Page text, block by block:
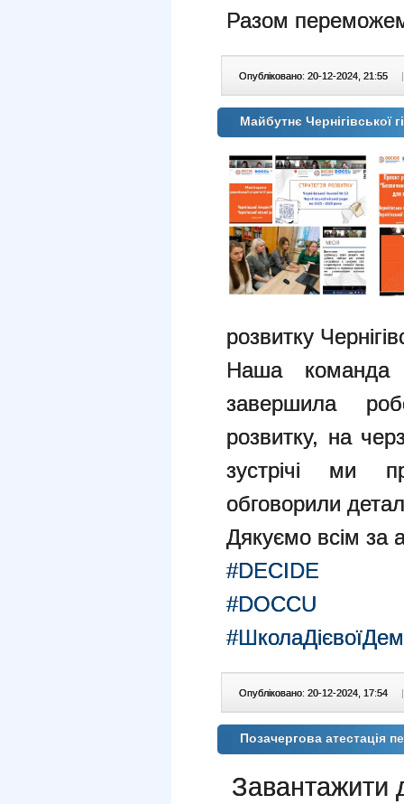
Разом
Опубліковано: 20-12-2024, 21:55 |
Майбутнє Чернігівської
розвитку
Наша команда
завершила
розвитку, на
зустрічі ми
обговорили
Дякуємо всім за
#DECIDE
#DOCCU
Опубліковано: 20-12-2024, 17:54 |
Позачергова атестація
Завантажити